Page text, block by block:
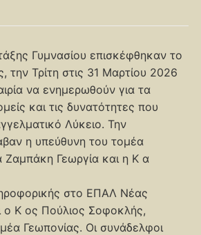
Γυμνασίου επισκέφθηκαν το
την Τρίτη στις 31 Μαρτίου 2026
να ενημερωθούν για τα
και τις δυνατότητες που
Λύκειο. Την
η υπεύθυνη του τομέα
Γεωργία και η Κ α
στο ΕΠΑΛ Νέας
ο Κ ος Πούλιος Σοφοκλής,
Γεωπονίας. Οι συνάδελφοι